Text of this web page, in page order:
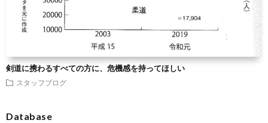
剣道に携わるすべての方に、危機感を持ってほしい
スタッフブログ
Database